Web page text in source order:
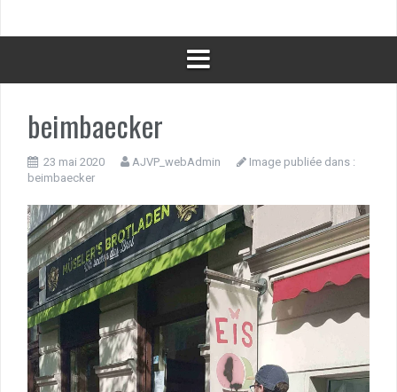
beimbaecker
23 mai 2020 AJVP_webAdmin
Image publiée dans :
beimbaecker